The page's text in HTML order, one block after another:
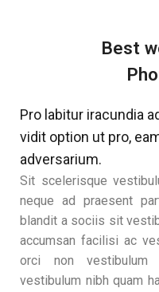
Best
Pro labitur iracundia
vidit option ut pro,
adversarium.
Sit scelerisque
neque ad praesent
blandit a sociis sit
accumsan facilisi ac
orci non vestibulum
vestibulum nibh quam